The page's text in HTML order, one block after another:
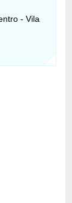
- Vila